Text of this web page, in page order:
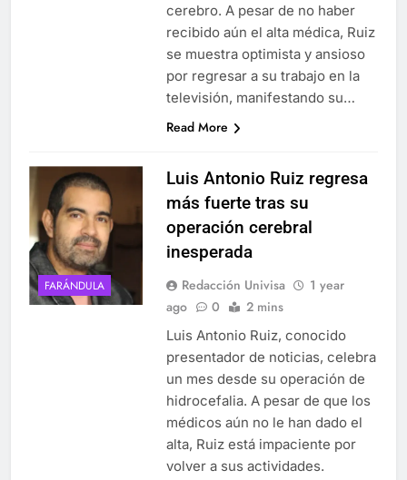
cerebro. A pesar de no haber
recibido aún el alta médica, Ruiz
se muestra optimista y ansioso
por regresar a su trabajo en la
televisión, manifestando su…
Read More
FARÁNDULA
Luis Antonio Ruiz regresa
más fuerte tras su
operación cerebral
inesperada
Redacción Univisa
1 year
ago
0 2 mins
Luis Antonio Ruiz, conocido
presentador de noticias, celebra
un mes desde su operación de
hidrocefalia. A pesar de que los
médicos aún no le han dado el
alta, Ruiz está impaciente por
volver a sus actividades.